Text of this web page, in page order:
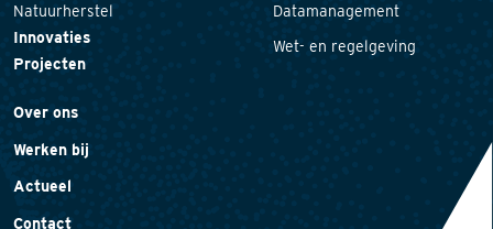
Natuurherstel
Innovaties
Projecten
Datamanagement
Wet- en regelgeving
Over ons
Werken bij
Actueel
Contact